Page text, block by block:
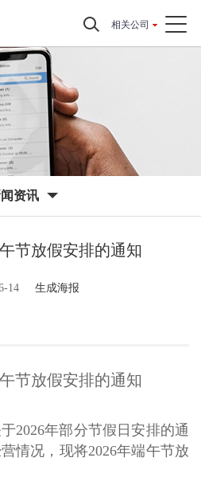
相关公司
资讯
节放假安排的通知
14 生成海报
节放假安排的通知
2026年部分节假日安排的通
情况，现将2026年端午节放